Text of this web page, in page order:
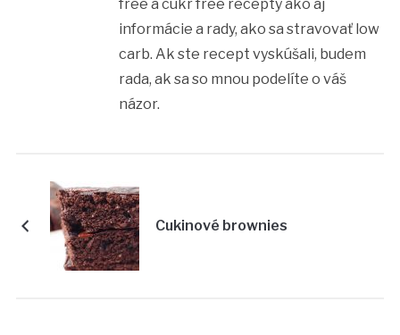
free a cukr free recepty ako aj
informácie a rady, ako sa stravovať low
carb. Ak ste recept vyskúšali, budem
rada, ak sa so mnou podelíte o váš
názor.
Cukinové brownies